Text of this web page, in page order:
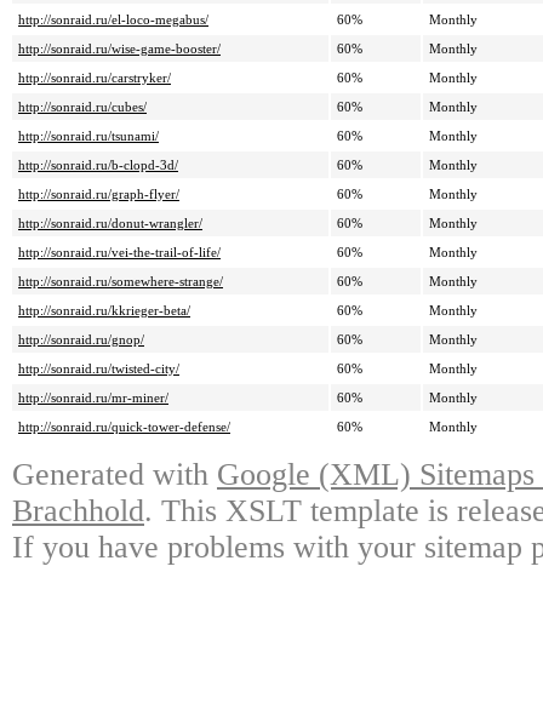
http://sonraid.ru/el-loco-megabus/
60%
Monthly
http://sonraid.ru/wise-game-booster/
60%
Monthly
http://sonraid.ru/carstryker/
60%
Monthly
http://sonraid.ru/cubes/
60%
Monthly
http://sonraid.ru/tsunami/
60%
Monthly
http://sonraid.ru/b-clopd-3d/
60%
Monthly
http://sonraid.ru/graph-flyer/
60%
Monthly
http://sonraid.ru/donut-wrangler/
60%
Monthly
http://sonraid.ru/vei-the-trail-of-life/
60%
Monthly
http://sonraid.ru/somewhere-strange/
60%
Monthly
http://sonraid.ru/kkrieger-beta/
60%
Monthly
http://sonraid.ru/gnop/
60%
Monthly
http://sonraid.ru/twisted-city/
60%
Monthly
http://sonraid.ru/mr-miner/
60%
Monthly
http://sonraid.ru/quick-tower-defense/
60% Monthly
Generated with Google (XML)
Brachhold. This XSLT template is
If you have problems with your sitemap